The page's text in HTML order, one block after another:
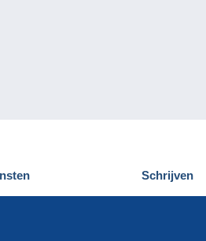
ontdekken
Schrijven